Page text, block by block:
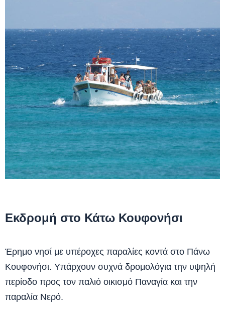
Εκδρομή στο Κάτω Κουφονήσι
Έρημο νησί με υπέροχες παραλίες κοντά στο Πάνω
Κουφονήσι. Υπάρχουν συχνά δρομολόγια την υψηλή
περίοδο προς τον παλιό οικισμό Παναγία και την
παραλία Νερό.